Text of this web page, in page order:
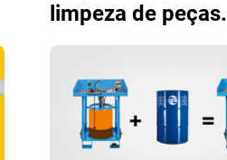
limpeza de peças.